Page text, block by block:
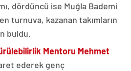
dördüncü ise Muğla Bademi
turnuva, kazanan takımların
buldu.
Mentoru Mehmet
ederek genç